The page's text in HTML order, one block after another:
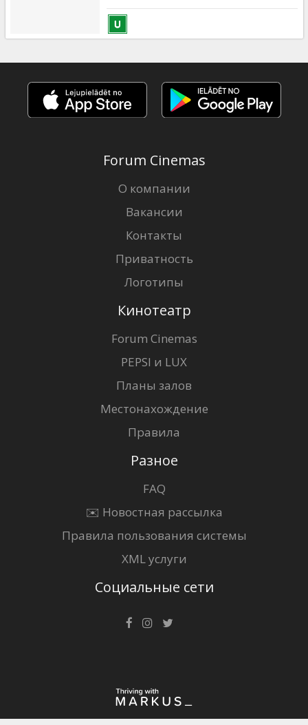
Forum Cinemas
О компании
Вакансии
Контакты
Приватность
Логотипы
Кинотеатр
Forum Cinemas
PEPSI и LUX
Планы залов
Местонахождение
Правила
Разное
FAQ
✉️ Новостная рассылка
Правила пользования системы
XML услуги
Социальные сети